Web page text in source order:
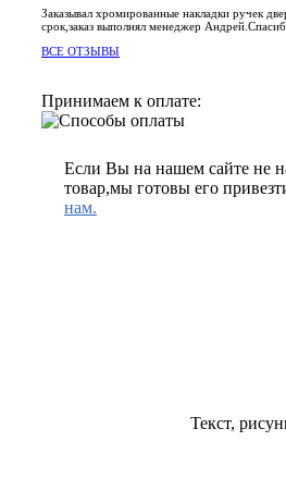
Заказывал хромированные накладки ручек
срок,заказ выполнял менеджер
ВСЕ ОТЗЫВЫ
Принимаем к оплате:
Если Вы на нашем сайте не
товар,мы готовы его
нам.
Текст,